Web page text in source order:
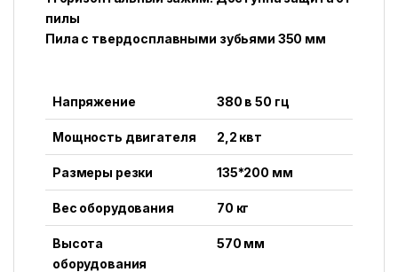
пилы
Пила с твердосплавными зубьями 350 мм
Напряжение 380 в 50 гц
Мощность двигателя 2,2 квт
Размеры резки 135*200 мм
Вес оборудования 70 кг
Высота
оборудования
570 мм